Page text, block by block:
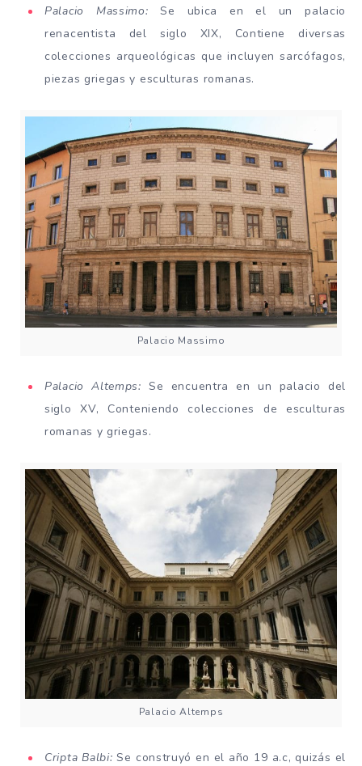
Palacio Massimo: Se ubica en el un palacio
renacentista del siglo XIX, Contiene diversas
colecciones arqueológicas que incluyen sarcófagos,
piezas griegas y esculturas romanas.
Palacio Massimo
Palacio Altemps: Se encuentra en un palacio del
siglo XV, Conteniendo colecciones de esculturas
romanas y griegas.
Palacio Altemps
Cripta Balbi: Se construyó en el año 19 a.c, quizás el